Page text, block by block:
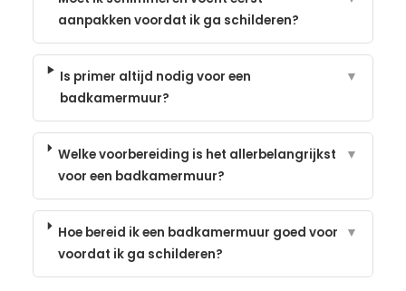
aanpakken voordat ik ga schilderen?
Is primer altijd nodig voor een
badkamermuur?
▼
Welke voorbereiding is het allerbelangrijkst
voor een badkamermuur?
▼
Hoe bereid ik een badkamermuur goed voor
voordat ik ga schilderen?
▼